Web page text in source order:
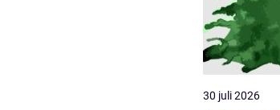
30 juli 2026